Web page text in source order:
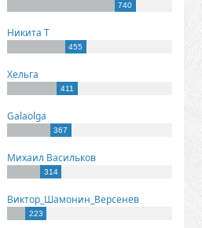
740
Никита Т
455
Хельга
411
Galaolga
367
Михаил Васильков
314
Виктор_Шамонин_Версенев
223